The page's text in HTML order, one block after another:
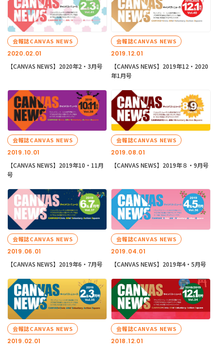
2020.02.01
会報誌CANVAS NEWS
【CANVAS NEWS】2020年2・3月号
2019.12.01
会報誌CANVAS NEWS
【CANVAS NEWS】2019年12・2020
年1月号
2019.10.01
会報誌CANVAS NEWS
【CANVAS NEWS】2019年10・11月
号
2019.08.01
会報誌CANVAS NEWS
【CANVAS NEWS】2019年８・9月号
2019.06.01
会報誌CANVAS NEWS
【CANVAS NEWS】2019年6・7月号
2019.04.01
会報誌CANVAS NEWS
【CANVAS NEWS】2019年4・5月号
2019.02.01
会報誌CANVAS NEWS
2018.12.01
会報誌CANVAS NEWS